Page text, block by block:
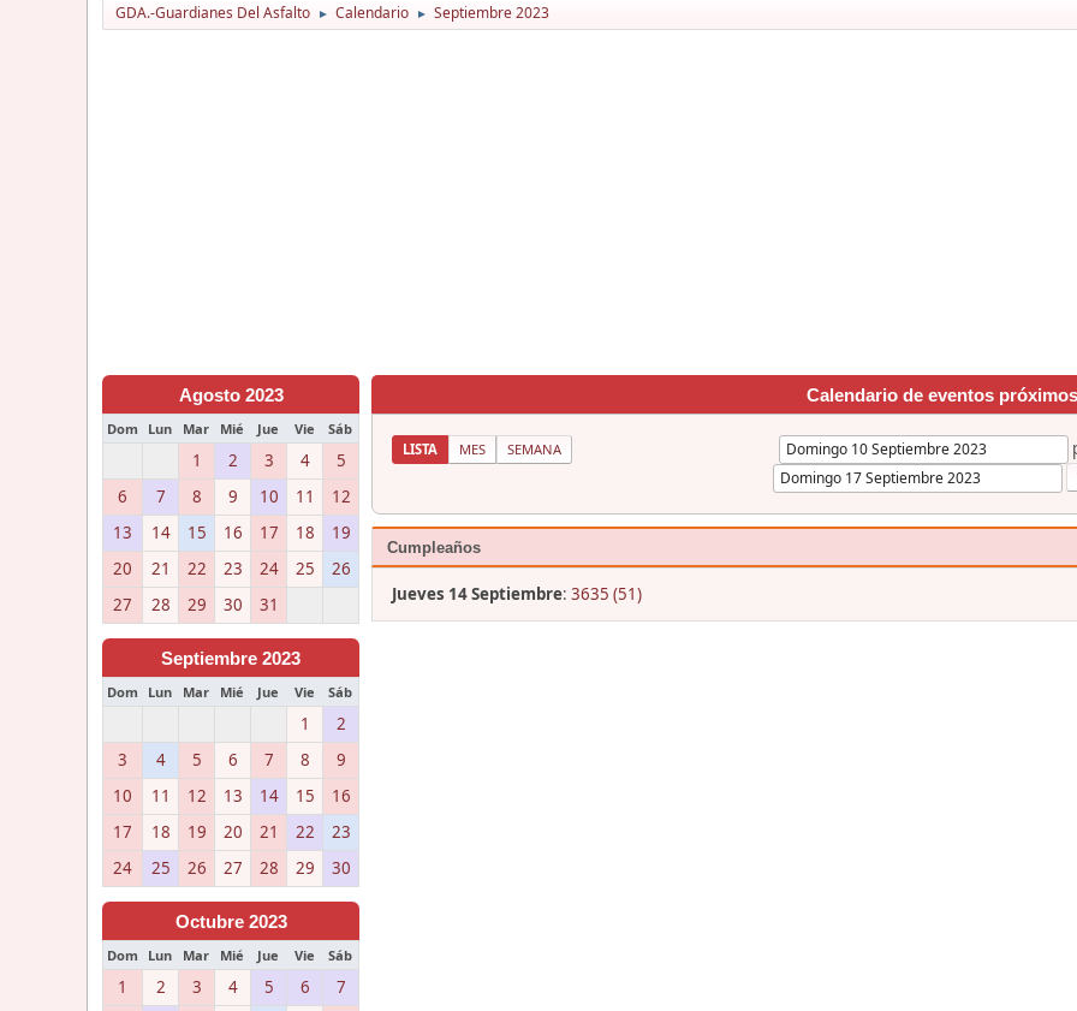
GDA.-Guardianes Del Asfalto ► Calendario ► Septiembre 2023
Agosto 2023
Dom Lun Mar Mié Jue Vie Sáb
1 2 3 4
5
6
7 8 9 10 11
12
13
14 15 16 17 18
19
20
21 22 23 24 25
26
27
28 29 30 31
Septiembre 2023
Dom Lun Mar Mié Jue Vie Sáb
1
2
3
4 5 6 7 8
9
10
11 12 13 14 15
16
17
18 19 20 21 22
23
24
25 26 27 28 29 30
Octubre 2023
Dom Lun Mar Mié Jue Vie Sáb
1 2 3 4 5 6 7
Calendario de eventos próximos
LISTA MES SEMANA
Cumpleaños
Jueves 14 Septiembre: 3635 (51)